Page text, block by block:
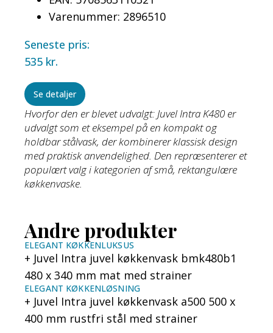
Hvorfor den er blevet udvalgt: Juvel Intra K480 er
udvalgt som et eksempel på en kompakt og
holdbar stålvask, der kombinerer klassisk design
med praktisk anvendelighed. Den repræsenterer et
populært valg i kategorien af små, rektangulære
køkkenvaske.
Varenummer: 2896510
Seneste pris:
535 kr.
Se detaljer
Andre produkter
ELEGANT KØKKENLUKSUS
Juvel Intra juvel køkkenvask bmk480b1
480 x 340 mm mat med strainer
ELEGANT KØKKENLØSNING
Juvel Intra juvel køkkenvask a500 500 x
400 mm rustfri stål med strainer